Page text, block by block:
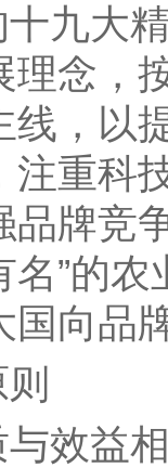
九大
理念，
线，以
注重科
品牌竞
名”的
国向品
效益相